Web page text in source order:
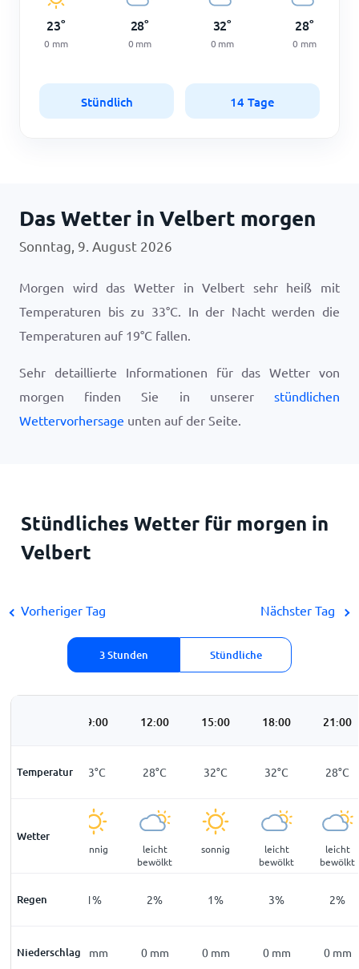
23°
0 mm
28°
0 mm
32°
0 mm
28°
0 mm
Stündlich 14 Tage
Das Wetter in Velbert morgen
Sonntag, 9. August 2026
Morgen wird das Wetter in Velbert sehr heiß mit
Temperaturen bis zu 33°C. In der Nacht werden die
Temperaturen auf 19°C fallen.
Sehr detaillierte Informationen für das Wetter von
morgen finden Sie in unserer stündlichen
Wettervorhersage unten auf der Seite.
Stündliches Wetter für morgen in
Velbert
Vorheriger Tag
3 Stunden Stündliche
Nächster Tag
09:00 12:00 15:00 18:00 21:00
Temperatur
19°C 23°C 28°C 32°C 32°C 28°C
Wetter
sonnig
leicht
bewölkt
sonnig
leicht
bewölkt
leicht
bewölkt
Regen
3% 1% 2% 1% 3% 2%
Niederschlag
0 mm 0 mm 0 mm 0 mm 0 mm 0 mm